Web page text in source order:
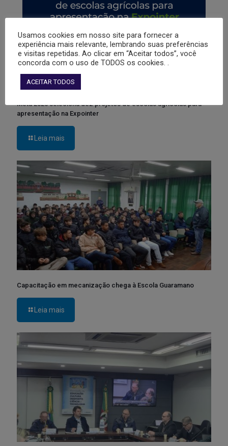
Meta 2026 seleciona dez projetos de escolas agrícolas para
apresentação na Expointer
Leia mais
Capacitação em mecanização chega à Escola Guaramano
Leia mais
Usamos cookies em nosso site para fornecer a
experiência mais relevante, lembrando suas preferências
e visitas repetidas. Ao clicar em “Aceitar todos”, você
concorda com o uso de TODOS os cookies. .
ACEITAR TODOS